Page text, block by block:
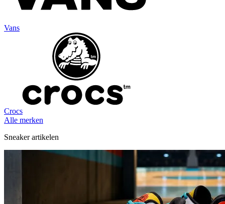
Vans
Crocs
Alle merken
Sneaker artikelen